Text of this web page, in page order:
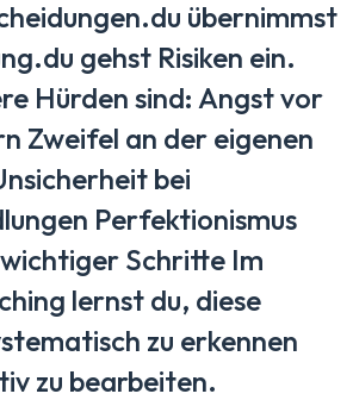
übernimmst
gehst Risiken ein.
Hürden sind: Angst vor
Zweifel an der eigenen
bei
Perfektionismus
Schritte Im
lernst du, diese
zu erkennen
zu bearbeiten.